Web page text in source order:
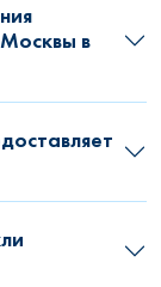
в